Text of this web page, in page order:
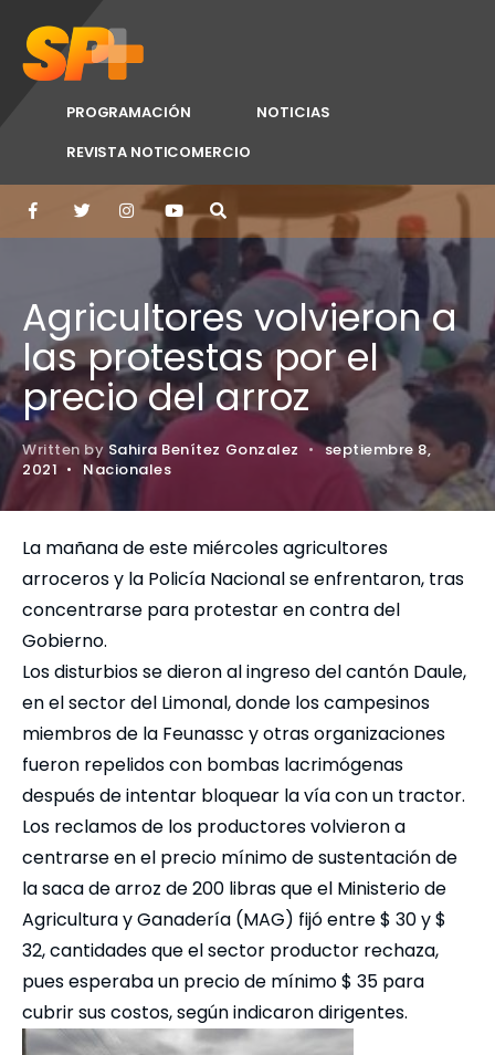
PROGRAMACIÓN
NOTICIAS
REVISTA NOTICOMERCIO
Agricultores volvieron a
las protestas por el
precio del arroz
Written by Sahira Benítez Gonzalez • septiembre 8,
2021 • Nacionales
La mañana de este miércoles agricultores
arroceros y la Policía Nacional se enfrentaron, tras
concentrarse para protestar en contra del
Gobierno.
Los disturbios se dieron al ingreso del cantón Daule,
en el sector del Limonal, donde los campesinos
miembros de la Feunassc y otras organizaciones
fueron repelidos con bombas lacrimógenas
después de intentar bloquear la vía con un tractor.
Los reclamos de los productores volvieron a
centrarse en el precio mínimo de sustentación de
la saca de arroz de 200 libras que el Ministerio de
Agricultura y Ganadería (MAG) fijó entre $ 30 y $
32, cantidades que el sector productor rechaza,
pues esperaba un precio de mínimo $ 35 para
cubrir sus costos, según indicaron dirigentes.